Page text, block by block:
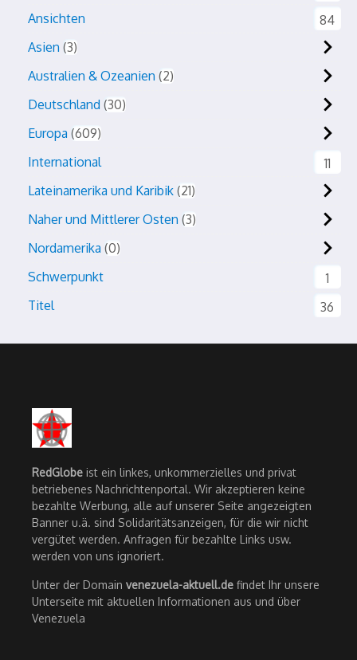
Ansichten
84
Asien 3
Australien & Ozeanien 2
Deutschland 30
Europa 609
International
11
Lateinamerika und Karibik 21
Naher und Mittlerer Osten 3
Nordamerika 0
Schwerpunkt
1
Titel
36
RedGlobe ist ein linkes, unkommerzielles und privat
betriebenes Nachrichtenportal. Wir akzeptieren keine
bezahlte Werbung, alle auf unserer Seite angezeigten
Banner u.ä. sind Solidaritätsanzeigen, für die wir nicht
vergütet werden. Anfragen für bezahlte Links usw.
werden von uns ignoriert.
Unter der Domain venezuela-aktuell.de findet Ihr unsere
Unterseite mit aktuellen Informationen aus und über
Venezuela